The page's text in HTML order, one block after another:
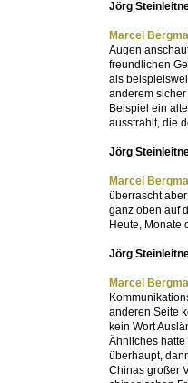
Jörg
Marcel
Augen
freundlichen
als
anderem
Beispiel ein
ausstrahlt, die
Jörg
Marcel
überrascht
ganz oben auf
Heute, Monate
Jörg
Marcel
anderen Seite
kein Wort
Ähnliches
überhaupt,
Chinas großer